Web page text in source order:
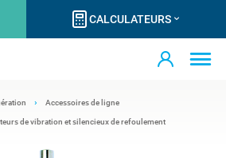
CALCULATEURS
Accessoires de ligne
de vibration et silencieux de refoulement